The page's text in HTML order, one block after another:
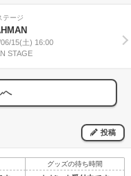
テージ
15(土) 16:00
STAGE
へ
投稿
グッズの待ち時間